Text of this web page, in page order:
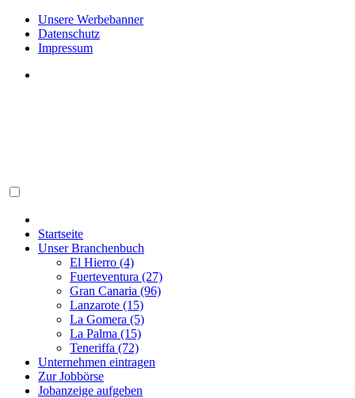
Unsere Werbebanner
Datenschutz
Impressum
Startseite
Unser Branchenbuch
El Hierro (4)
Fuerteventura (27)
Gran Canaria (96)
Lanzarote (15)
La Gomera (5)
La Palma (15)
Teneriffa (72)
Unternehmen eintragen
Zur Jobbörse
Jobanzeige aufgeben